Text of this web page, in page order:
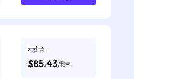
यहाँ से:
$85.43/दिन